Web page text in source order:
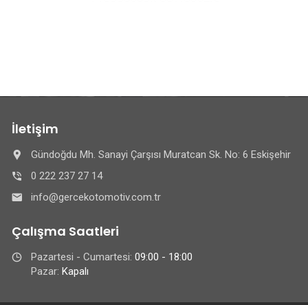
İletişim
Gündoğdu Mh. Sanayi Çarşısı Muratcan Sk. No: 6 Eskişehir
0 222 237 27 14
info@gercekotomotiv.com.tr
Çalışma Saatleri
Pazartesi - Cumartesi: 09:00 - 18:00
Pazar: Kapalı